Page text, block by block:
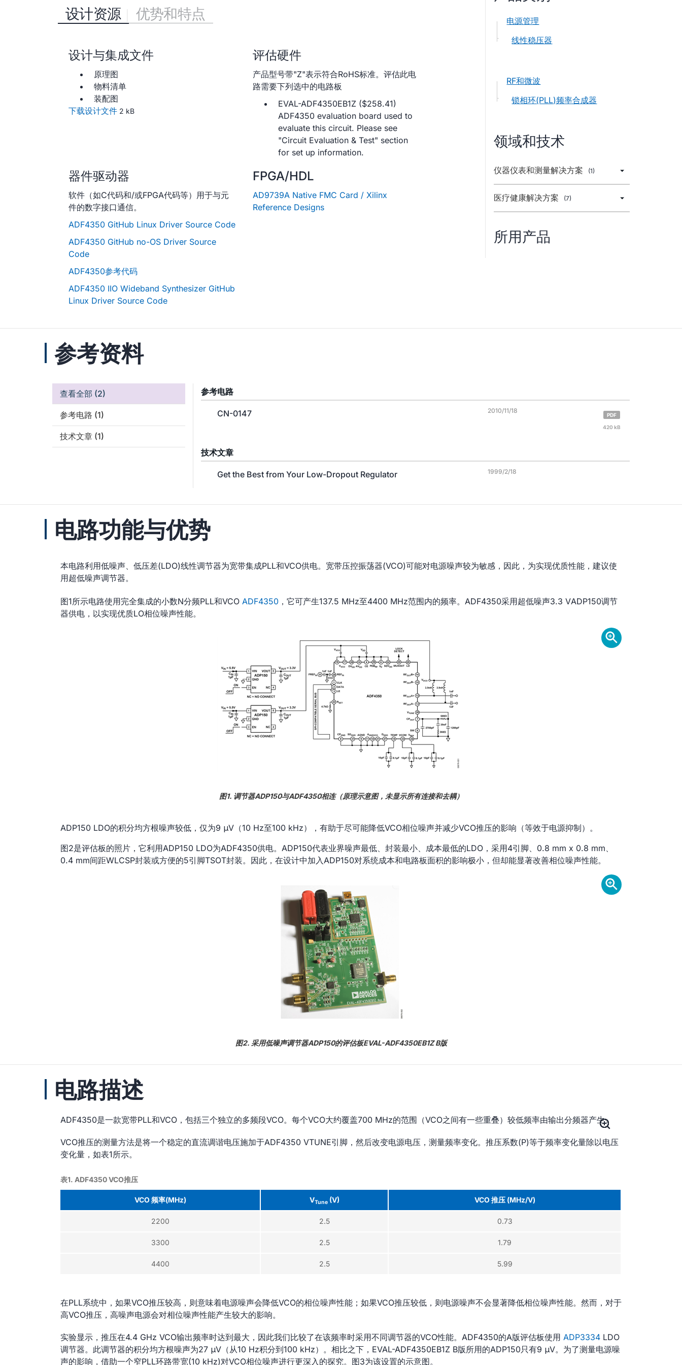
设计资源 优势和特点
设计与集成文件
原理图
物料清单
装配图
下载设计文件 2 kB
评估硬件
产品型号带"Z"表示符合RoHS标准。评估此电
路需要下列选中的电路板
EVAL-ADF4350EB1Z ($258.41)
ADF4350 evaluation board used to
evaluate this circuit. Please see
"Circuit Evaluation & Test" section
for set up information.
器件驱动器
软件（如C代码和/或FPGA代码等）用于与元
件的数字接口通信。
ADF4350 GitHub Linux Driver Source Code
ADF4350 GitHub no-OS Driver Source
Code
ADF4350参考代码
ADF4350 IIO Wideband Synthesizer GitHub
Linux Driver Source Code
FPGA/HDL
AD9739A Native FMC Card / Xilinx
Reference Designs
电源管理
线性稳压器
RF和微波
锁相环(PLL)频率合成器
领域和技术
仪器仪表和测量解决方案 (1)
医疗健康解决方案 (7)
所用产品
参考资料
查看全部 (2)
参考电路 (1)
技术文章 (1)
参考电路
CN-0147 2010/11/18
PDF
420 kB
技术文章
Get the Best from Your Low-Dropout Regulator 1999/2/18
电路功能与优势
本电路利用低噪声、低压差(LDO)线性调节器为宽带集成PLL和VCO供电。宽带压控振荡器(VCO)可能对电源噪声较为敏感，因此，为实现优质性能，建议使
用超低噪声调节器。
图1所示电路使用完全集成的小数N分频PLL和VCO ADF4350 ，它可产生137.5 MHz至4400 MHz范围内的频率。ADF4350采用超低噪声3.3 VADP150调节
器供电，以实现优质LO相位噪声性能。
图1. 调节器ADP150与ADF4350相连（原理示意图，未显示所有连接和去耦）
ADP150 LDO的积分均方根噪声较低，仅为9 μV（10 Hz至100 kHz），有助于尽可能降低VCO相位噪声并减少VCO推压的影响（等效于电源抑制）。
图2是评估板的照片，它利用ADP150 LDO为ADF4350供电。ADP150代表业界噪声最低、封装最小、成本最低的LDO，采用4引脚、0.8 mm x 0.8 mm、
0.4 mm间距WLCSP封装或方便的5引脚TSOT封装。因此，在设计中加入ADP150对系统成本和电路板面积的影响极小，但却能显著改善相位噪声性能。
图2. 采用低噪声调节器ADP150的评估板EVAL-ADF4350EB1Z B版
电路描述
ADF4350是一款宽带PLL和VCO，包括三个独立的多频段VCO。每个VCO大约覆盖700 MHz的范围（VCO之间有一些重叠）较低频率由输出分频器产生。
VCO推压的测量方法是将一个稳定的直流调谐电压施加于ADF4350 VTUNE引脚，然后改变电源电压，测量频率变化。推压系数(P)等于频率变化量除以电压
变化量，如表1所示。
表1. ADF4350 VCO推压
VCO 频率(MHz) VTune(V) VCO 推压 (MHz/V)
2200 2.5 0.73
3300 2.5 1.79
4400 2.5 5.99
在PLL系统中，如果VCO推压较高，则意味着电源噪声会降低VCO的相位噪声性能；如果VCO推压较低，则电源噪声不会显著降低相位噪声性能。然而，对于
高VCO推压，高噪声电源会对相位噪声性能产生较大的影响。
实验显示，推压在4.4 GHz VCO输出频率时达到最大，因此我们比较了在该频率时采用不同调节器的VCO性能。ADF4350的A版评估板使用 ADP3334 LDO
调节器。此调节器的积分均方根噪声为27 μV（从10 Hz积分到100 kHz）。相比之下，EVAL-ADF4350EB1Z B版所用的ADP150只有9 μV。为了测量电源噪
声的影响，借助一个窄PLL环路带宽(10 kHz)对VCO相位噪声进行更深入的探究。图3为该设置的示意图。